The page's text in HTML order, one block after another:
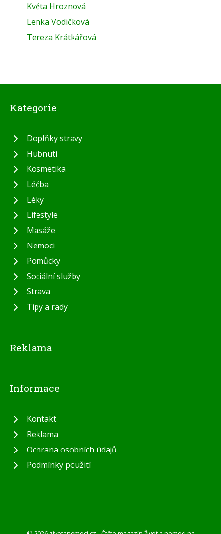
Květa Hroznová
Lenka Vodičková
Tereza Krátkářová
Kategorie
Doplňky stravy
Hubnutí
Kosmetika
Léčba
Léky
Lifestyle
Masáže
Nemoci
Pomůcky
Sociální služby
Strava
Tipy a rady
Reklama
Informace
Kontakt
Reklama
Ochrana osobních údajů
Podmínky použití